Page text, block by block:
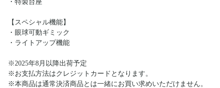
・特製台座
【スペシャル機能】
・眼球可動ギミック
・ライトアップ機能
※2025年8月以降出荷予定
※お支払方法はクレジットカードとなります。
※本商品は通常決済商品とは一緒にお買い求めいただけません。